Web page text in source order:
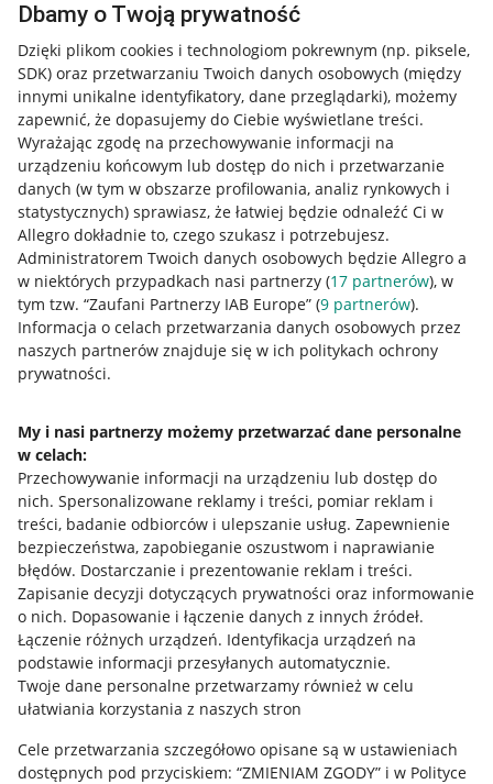
Dbamy o Twoją prywatność
Dzięki plikom cookies i technologiom pokrewnym (np. piksele,
SDK) oraz przetwarzaniu Twoich danych osobowych (między
innymi unikalne identyfikatory, dane przeglądarki), możemy
zapewnić, że dopasujemy do Ciebie wyświetlane treści.
Wyrażając zgodę na przechowywanie informacji na
urządzeniu końcowym lub dostęp do nich i przetwarzanie
danych (w tym w obszarze profilowania, analiz rynkowych i
statystycznych) sprawiasz, że łatwiej będzie odnaleźć Ci w
Allegro dokładnie to, czego szukasz i potrzebujesz.
Administratorem Twoich danych osobowych będzie Allegro a
w niektórych przypadkach nasi partnerzy (17 partnerów), w
tym tzw. “Zaufani Partnerzy IAB Europe” (9 partnerów).
Informacja o celach przetwarzania danych osobowych przez
naszych partnerów znajduje się w ich politykach ochrony
prywatności.
My i nasi partnerzy możemy przetwarzać dane personalne
w celach:
Przechowywanie informacji na urządzeniu lub dostęp do
nich. Spersonalizowane reklamy i treści, pomiar reklam i
treści, badanie odbiorców i ulepszanie usług. Zapewnienie
bezpieczeństwa, zapobieganie oszustwom i naprawianie
błędów. Dostarczanie i prezentowanie reklam i treści.
Zapisanie decyzji dotyczących prywatności oraz informowanie
o nich. Dopasowanie i łączenie danych z innych źródeł.
Łączenie różnych urządzeń. Identyfikacja urządzeń na
podstawie informacji przesyłanych automatycznie.
Twoje dane personalne przetwarzamy również w celu
ułatwiania korzystania z naszych stron
Cele przetwarzania szczegółowo opisane są w ustawieniach
dostępnych pod przyciskiem: “ZMIENIAM ZGODY” i w Polityce
Przydatne informacje
Jak to działa
Allegro Gadane dla sprzedających
Allegro Gadane dla kupujących
Mapa miejscowości
Informacje prawne
Regulamin
Polityka plików "cookies"
Ustawienia plików "cookies"
Udostępnianie lokalizacji